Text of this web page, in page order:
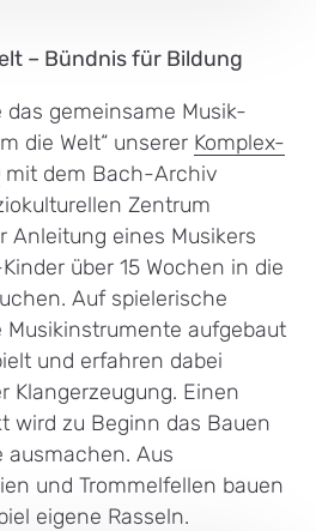
– Bündnis für Bildung
das gemeinsame Musik-
die Welt“ unserer Komplex-
mit dem Bach-Archiv
Zentrum
Anleitung eines Musikers
über 15 Wochen in die
Auf spielerische
Musikinstrumente aufgebaut
und erfahren dabei
Klangerzeugung. Einen
wird zu Beginn das Bauen
ausmachen. Aus
und Trommelfellen bauen
eigene Rasseln.